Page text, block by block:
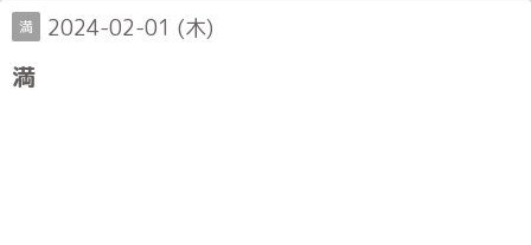
満 2024-02-01 (木)
満